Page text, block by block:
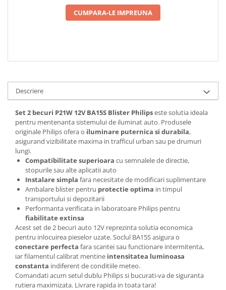
CUMPARA-LE IMPREUNA
Descriere
Set 2 becuri P21W 12V BA15S Blister Philipseste solutia ideala
pentru mentenanta sistemului de iluminat auto. Produsele
originale Philips ofera o iluminare puternica si durabila,
asigurand vizibilitate maxima in trafficul urban sau pe drumuri
lungi.
Compatibilitate superioara cu semnalele de directie,
stopurile sau alte aplicatii auto
Instalare simpla fara necesitate de modificari suplimentare
Ambalare blister pentru protectie optima in timpul
transportului si depozitarii
Performanta verificata in laboratoare Philips pentru
fiabilitate extinsa
Acest set de 2 becuri auto 12V reprezinta solutia economica
pentru inlocuirea pieselor uzate. Soclul BA15S asigura o
conectare perfecta fara scantei sau functionare intermitenta,
iar filamentul calibrat mentine intensitatea luminoasa
constanta indiferent de conditiile meteo.
Comandati acum setul dublu Philips si bucurati-va de siguranta
rutiera maximizata. Livrare rapida in toata tara!